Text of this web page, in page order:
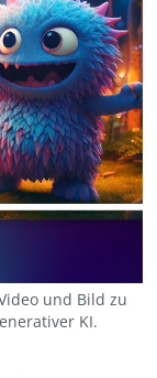
und Bild zu
KI.